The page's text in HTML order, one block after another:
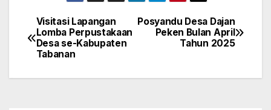
Navigasi
pos
Posyandu Desa Dajan
Peken Bulan April
Tahun 2025
Visitasi Lapangan
Lomba Perpustakaan
Desa se-Kabupaten
Tabanan